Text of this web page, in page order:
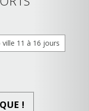
11 à 16 jours
!